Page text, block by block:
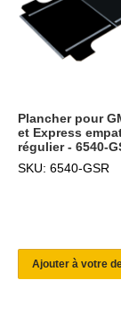
Plancher pour
et Express
régulier - 6540-
SKU: 6540-GSR
Ajouter à votre